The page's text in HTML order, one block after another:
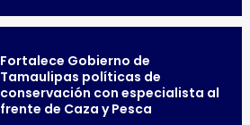
Fortalece Gobierno de
Tamaulipas políticas de
conservación con especialista al
frente de Caza y Pesca